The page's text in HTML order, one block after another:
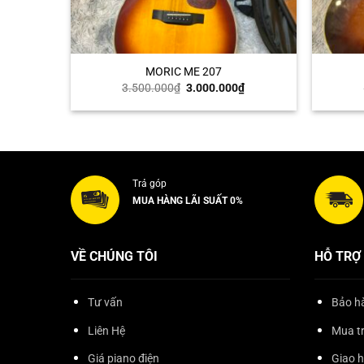
+
MORIC ME 207
3.500.000₫ Giá
là:
3.000.000₫Giá
hiện
tại
Trả góp
MUA HÀNG LÃI SUẤT 0%
VỀ CHÚNG TÔI
Tư vấn
Liên Hệ
Giá piano điện
HỖ
Bảo
Mua
Giao